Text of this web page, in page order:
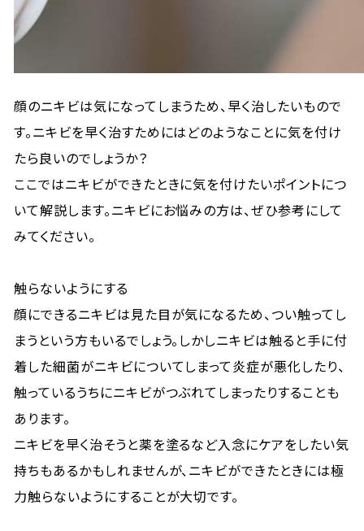
顔のニキビは気になってしまうため、早く治したいもので
す。ニキビを早く治すためにはどのようなことに気を付け
たら良いのでしょうか？
ここではニキビができたときに気を付けたいポイントにつ
いて解説します。ニキビにお悩みの方は、ぜひ参考にして
みてください。
触らないようにする
顔にできるニキビは見た目が気になるため、つい触ってし
まうという方もいるでしょう。しかしニキビは触ると手に付
着した細菌がニキビについてしまって炎症が悪化したり、
触っているうちにニキビがつぶれてしまったりすることも
あります。
ニキビを早く治そうと薬を塗るなど入念にケアをしたい気
持ちもあるかもしれませんが、ニキビができたときには極
力触らないようにすることが大切です。